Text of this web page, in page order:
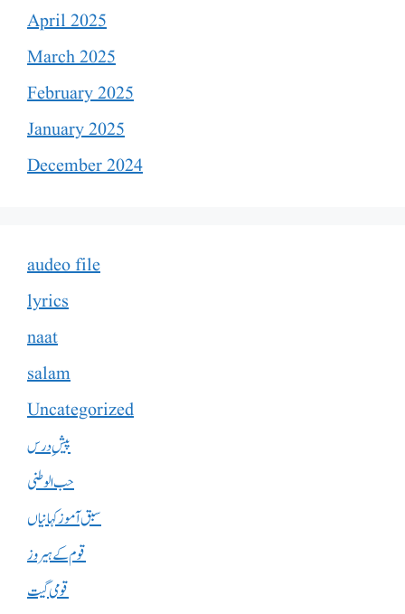
April 2025
March 2025
February 2025
January 2025
December 2024
audeo file
lyrics
naat
salam
Uncategorized
پیشِ درس
حب الوطنی
سبق آموز کہانیاں
قوم کے ہیروز
قومی گیت